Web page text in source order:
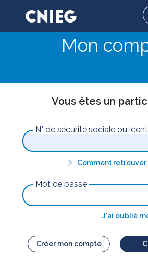
Mon
Vous êtes un
N° de sécurité sociale ou
Comment
Mot de passe
J'ai oublié
Créer mon compte